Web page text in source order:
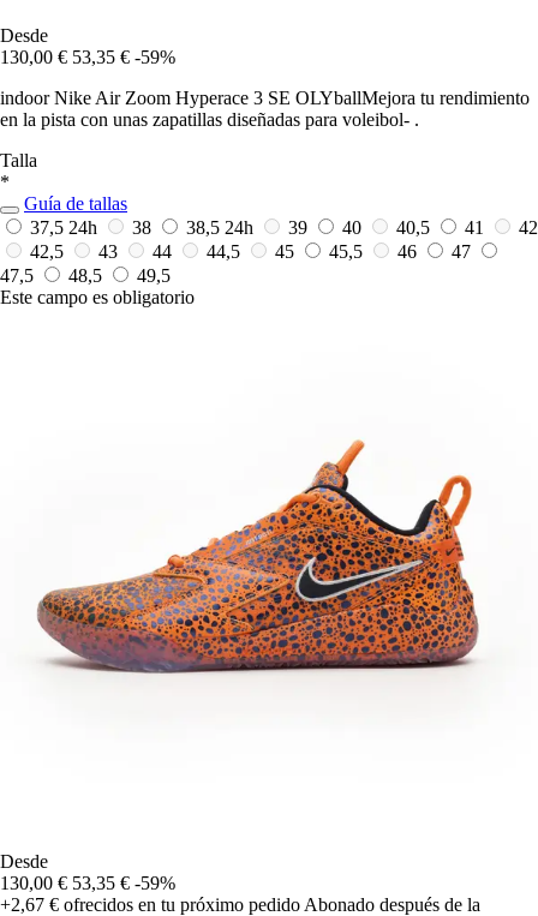
Desde
130,00 € 53,35 € -59%
indoor Nike Air Zoom Hyperace 3 SE OLYballMejora tu rendimiento
en la pista con unas zapatillas diseñadas para voleibol- .
Talla
*
Guía de tallas
37,5 24h 38 38,5 24h 39 40 40,5 41
42
42,5
43 44 44,5 45 45,5 46
47
47,5
48,5
49,5
Este campo es obligatorio
Desde
130,00 € 53,35 € -59%
+2,67 € ofrecidos en tu próximo pedido Abonado después de la